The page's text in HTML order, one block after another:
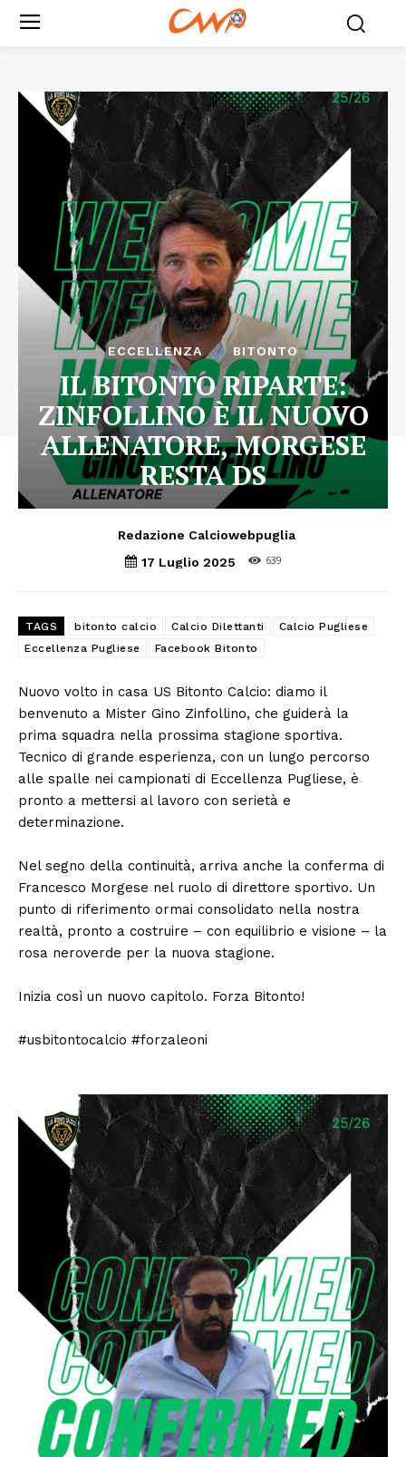
ECCELLENZA BITONTO
IL BITONTO RIPARTE:
ZINFOLLINO È IL NUOVO
ALLENATORE, MORGESE
RESTA DS
Redazione Calciowebpuglia
17 Luglio 2025
639
TAGS bitonto calcio Calcio Dilettanti
Calcio Pugliese
Eccellenza Pugliese
Facebook Bitonto
Nuovo volto in casa US Bitonto Calcio: diamo il
benvenuto a Mister Gino Zinfollino, che guiderà la
prima squadra nella prossima stagione sportiva.
Tecnico di grande esperienza, con un lungo percorso
alle spalle nei campionati di Eccellenza Pugliese, è
pronto a mettersi al lavoro con serietà e
determinazione.
Nel segno della continuità, arriva anche la conferma di
Francesco Morgese nel ruolo di direttore sportivo. Un
punto di riferimento ormai consolidato nella nostra
realtà, pronto a costruire – con equilibrio e visione – la
rosa neroverde per la nuova stagione.
Inizia così un nuovo capitolo. Forza Bitonto!
#usbitontocalcio #forzaleoni